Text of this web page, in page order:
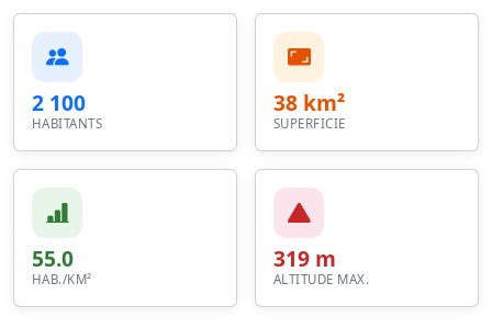
2 100
HABITANTS
38 km²
SUPERFICIE
55.0
HAB./KM²
319 m
ALTITUDE MAX.